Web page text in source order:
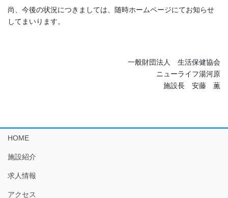
尚、今後の状況につきましては、随時ホームページにてお知らせ
してまいります。
一般財団法人 生活保健協会
ニューライフ湯河原
施設長 安藤 薫
HOME
施設紹介
求人情報
アクセス